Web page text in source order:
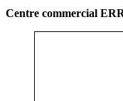
Centre commercial